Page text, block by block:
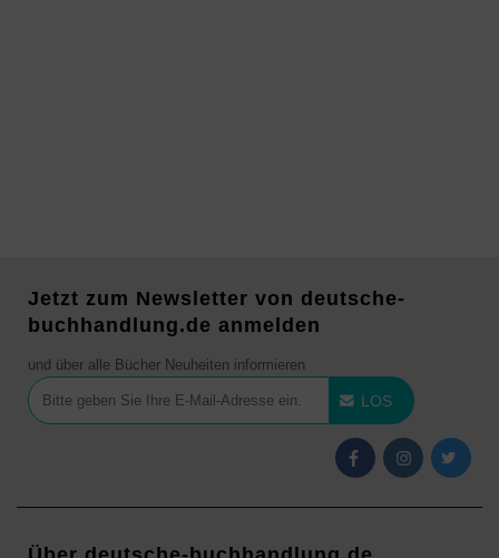
Jetzt zum Newsletter von deutsche-
buchhandlung.de anmelden
und über alle Bücher Neuheiten informieren
LOS